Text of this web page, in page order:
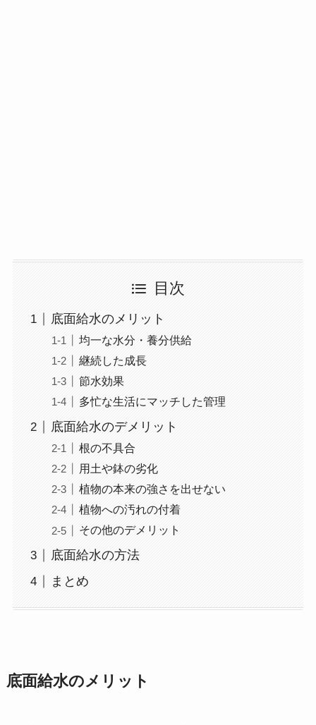
目次
底面給水のメリット
均一な水分・養分供給
継続した成長
節水効果
多忙な生活にマッチした管理
底面給水のデメリット
根の不具合
用土や鉢の劣化
植物の本来の強さを出せない
植物への汚れの付着
その他のデメリット
底面給水の方法
まとめ
底面給水のメリット